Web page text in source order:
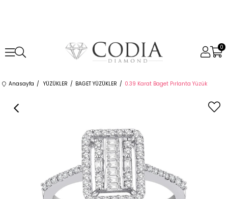
0
Anasayfa YÜZÜKLER BAGET YÜZÜKLER 0.39 Karat Baget Pırlanta Yüzük